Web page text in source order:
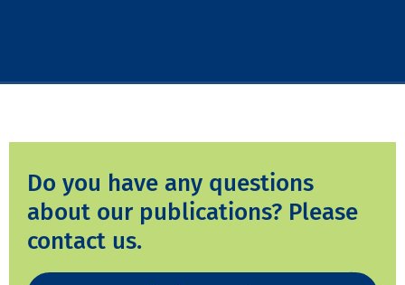
Do you have any questions
about our publications? Please
contact us.